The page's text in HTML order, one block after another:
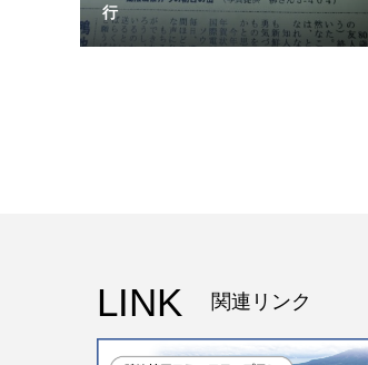
行
LINK 関連リンク